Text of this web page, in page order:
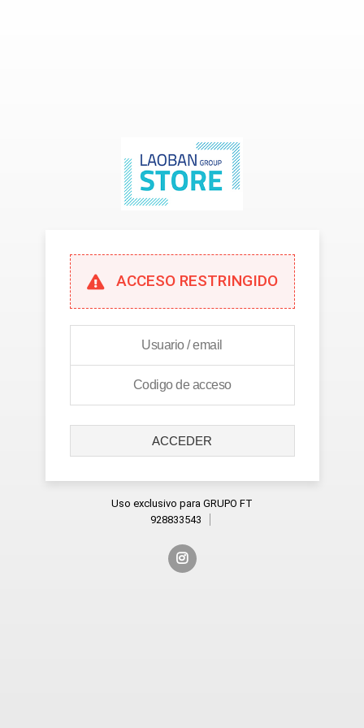
ACCESO RESTRINGIDO
ACCEDER
Uso exclusivo para GRUPO FT
928833543